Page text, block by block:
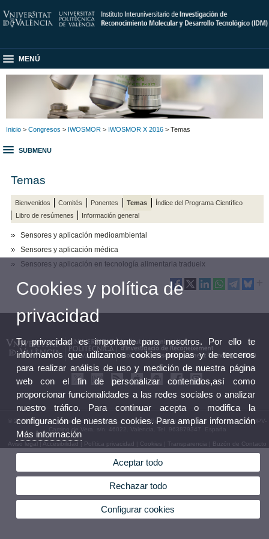
MENÚ
Inicio > Congresos > IWOSMOR > IWOSMOR X 2016 > Temas
SUBMENU
Temas
Bienvenidos Comités Ponentes Temas
Índice del Programa Científico
Libro de resúmenes
Información general
Sensores y aplicación medioambiental
Sensores y aplicación médica
Sensores y aplicación en tecnología alimentaria tradueix
© 2026 UV. - Av. Vicent Andrés Estellés, 19, 46100 Burjassot (Valencia). Tel.963544410 UPV-
Camino de Vera, s/n. 46022. Valencia. Tel. 963879347. España
Aviso legal Accesibilidad Política privacidad Cookies Transparencia Buzón de Contacto
Cookies y política de
privacidad
Tu privacidad es importante para nosotros. Por ello te
informamos que utilizamos cookies propias y de terceros
para realizar análisis de uso y medición de nuestra página
web con el fin de personalizar contenidos,así como
proporcionar funcionalidades a las redes sociales o analizar
nuestro tráfico. Para continuar acepta o modifica la
configuración de nuestras cookies. Para ampliar información
Más información
Aceptar todo
Rechazar todo
Configurar cookies